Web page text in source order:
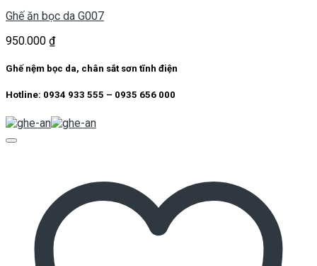
Ghế ăn bọc da G007
950.000 ₫
Ghế nệm bọc da, chân sắt sơn tĩnh điện
Hotline: 0934 933 555 – 0935 656 000